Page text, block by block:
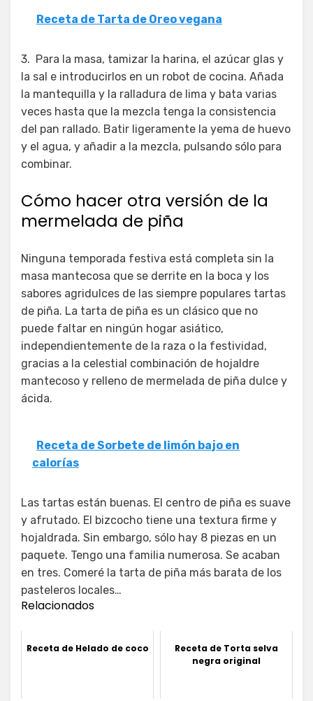
Receta de Tarta de Oreo vegana
3. Para la masa, tamizar la harina, el azúcar glas y
la sal e introducirlos en un robot de cocina. Añada
la mantequilla y la ralladura de lima y bata varias
veces hasta que la mezcla tenga la consistencia
del pan rallado. Batir ligeramente la yema de huevo
y el agua, y añadir a la mezcla, pulsando sólo para
combinar.
Cómo hacer otra versión de la
mermelada de piña
Ninguna temporada festiva está completa sin la
masa mantecosa que se derrite en la boca y los
sabores agridulces de las siempre populares tartas
de piña. La tarta de piña es un clásico que no
puede faltar en ningún hogar asiático,
independientemente de la raza o la festividad,
gracias a la celestial combinación de hojaldre
mantecoso y relleno de mermelada de piña dulce y
ácida.
Receta de Sorbete de limón bajo en
calorías
Las tartas están buenas. El centro de piña es suave
y afrutado. El bizcocho tiene una textura firme y
hojaldrada. Sin embargo, sólo hay 8 piezas en un
paquete. Tengo una familia numerosa. Se acaban
en tres. Comeré la tarta de piña más barata de los
pasteleros locales…
Relacionados
Receta de Helado de coco
Receta de Torta selva
negra original